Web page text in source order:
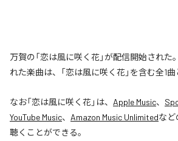
万賀の「恋は風に咲く花」が配信開始され
れた楽曲は、「恋は風に咲く花」を含む全1曲
なお「恋は風に咲く花」は、 Apple Music、
YouTube Music、 Amazon Music Unlimitedなど
聴くことができる。